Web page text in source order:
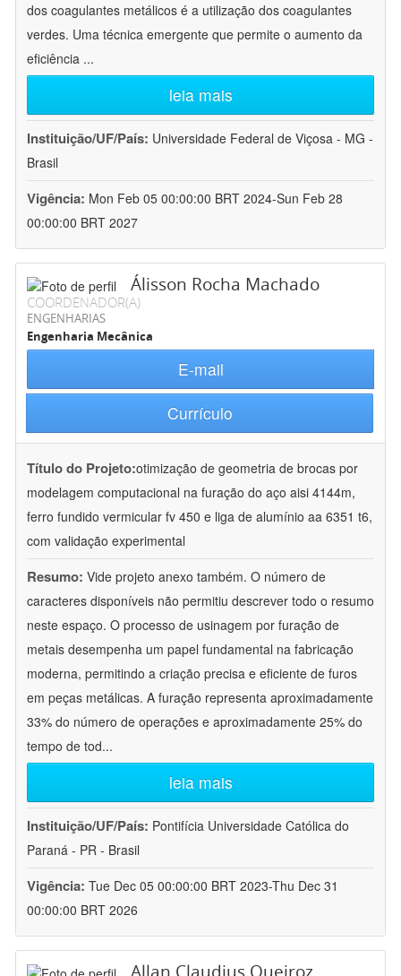
dos coagulantes metálicos é a utilização dos coagulantes
verdes. Uma técnica emergente que permite o aumento da
eficiência ...
leia mais
Instituição/UF/País: Universidade Federal de Viçosa - MG -
Brasil
Vigência: Mon Feb 05 00:00:00 BRT 2024-Sun Feb 28
00:00:00 BRT 2027
Álisson Rocha Machado
COORDENADOR(A)
ENGENHARIAS
Engenharia Mecânica
E-mail
Currículo
Título do Projeto:otimização de geometria de brocas por
modelagem computacional na furação do aço aisi 4144m,
ferro fundido vermicular fv 450 e liga de alumínio aa 6351 t6,
com validação experimental
Resumo: Vide projeto anexo também. O número de
caracteres disponíveis não permitiu descrever todo o resumo
neste espaço. O processo de usinagem por furação de
metais desempenha um papel fundamental na fabricação
moderna, permitindo a criação precisa e eficiente de furos
em peças metálicas. A furação representa aproximadamente
33% do número de operações e aproximadamente 25% do
tempo de tod...
leia mais
Instituição/UF/País: Pontifícia Universidade Católica do
Paraná - PR - Brasil
Vigência: Tue Dec 05 00:00:00 BRT 2023-Thu Dec 31
00:00:00 BRT 2026